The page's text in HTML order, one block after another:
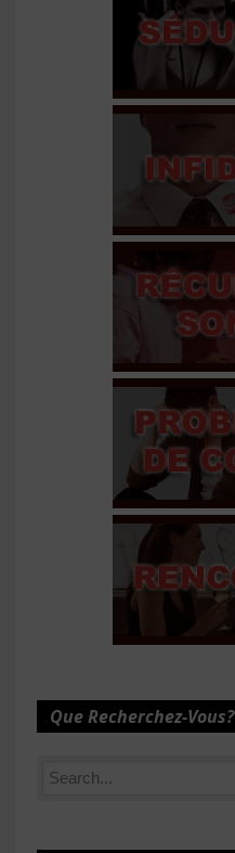
Que Recherchez-Vous?